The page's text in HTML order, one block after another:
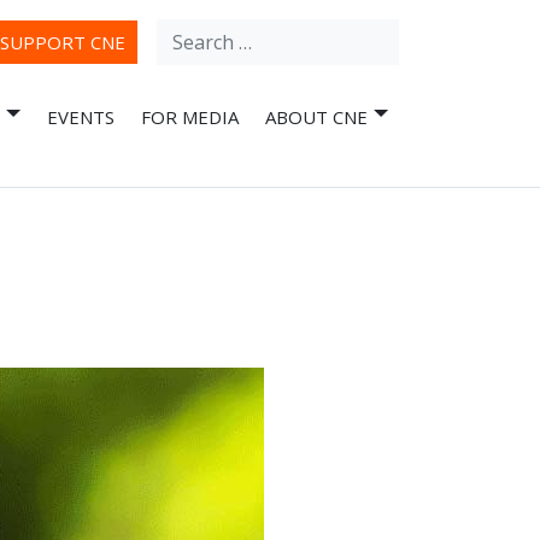
SUPPORT CNE
Search
EVENTS FOR MEDIA ABOUT CNE